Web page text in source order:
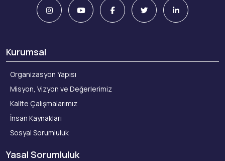
Kurumsal
Organizasyon Yapısı
Misyon, Vizyon ve Değerlerimiz
Kalite Çalışmalarımız
İnsan Kaynakları
Sosyal Sorumluluk
Yasal Sorumluluk